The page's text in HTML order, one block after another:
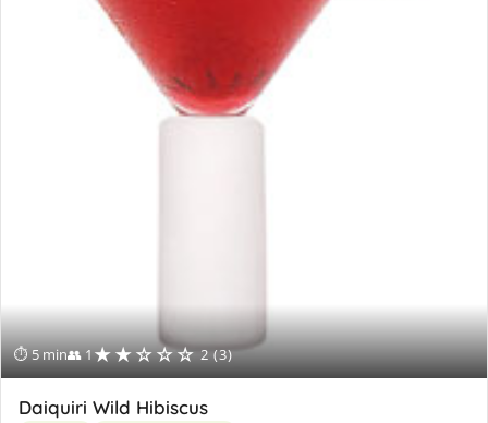
⏱ 5 min👥 1★★☆☆☆ 2 (3)
Daiquiri Wild Hibiscus